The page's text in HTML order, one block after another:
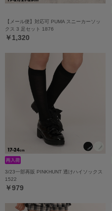
【メール便】対応可 PUMA スニーカーソッ
クス 3 足セット 1876
￥1,320
3/23一部再販 PINKHUNT 透けハイソックス
1522
￥979